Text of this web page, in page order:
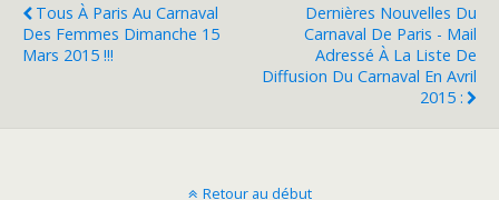
Tous À Paris Au Carnaval
Des Femmes Dimanche 15
Mars 2015 !!!
Dernières Nouvelles Du
Carnaval De Paris - Mail
Adressé À La Liste De
Diffusion Du Carnaval En Avril
2015 :
Retour au début